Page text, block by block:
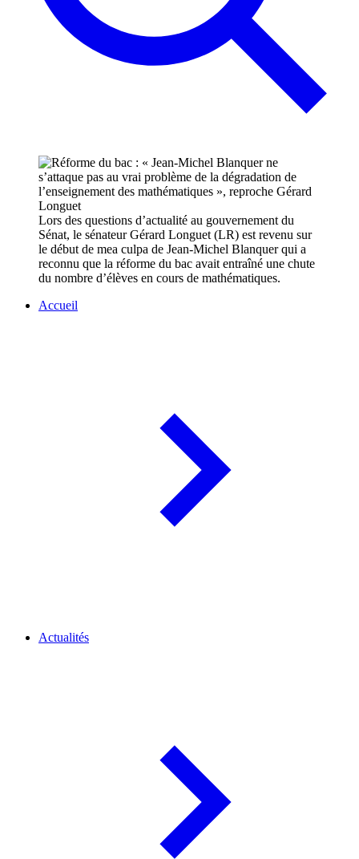
Lors des questions d’actualité au gouvernement du
Sénat, le sénateur Gérard Longuet (LR) est revenu sur
le début de mea culpa de Jean-Michel Blanquer qui a
reconnu que la réforme du bac avait entraîné une chute
du nombre d’élèves en cours de mathématiques.
Accueil
Actualités